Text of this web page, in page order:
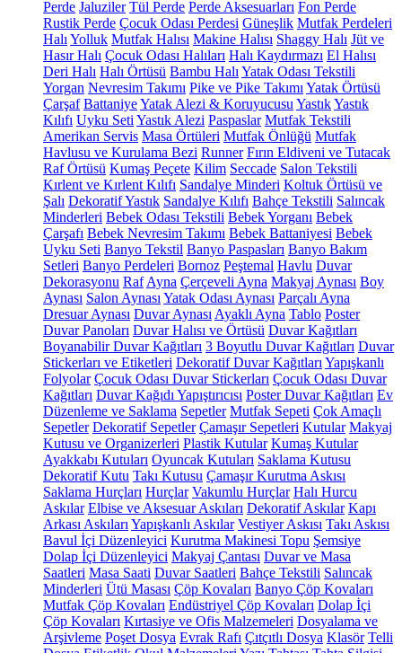
Perde Jaluziler Tül Perde Perde Aksesuarları Fon Perde
Rustik Perde Çocuk Odası Perdesi Güneşlik Mutfak Perdeleri
Halı Yolluk Mutfak Halısı Makine Halısı Shaggy Halı Jüt ve
Hasır Halı Çocuk Odası Halıları Halı Kaydırmazı El Halısı
Deri Halı Halı Örtüsü Bambu Halı Yatak Odası Tekstili
Yorgan Nevresim Takımı Pike ve Pike Takımı Yatak Örtüsü
Çarşaf BattaniyeYatak Alezi & Koruyucusu YastıkYastık
Kılıfı Uyku Seti Yastık Alezi Paspaslar Mutfak Tekstili
Amerikan Servis Masa Örtüleri Mutfak Önlüğü Mutfak
Havlusu ve Kurulama Bezi Runner Fırın Eldiveni ve Tutacak
Raf Örtüsü Kumaş Peçete Kilim Seccade Salon Tekstili
Kırlent ve Kırlent Kılıfı Sandalye Minderi Koltuk Örtüsü ve
Şalı Dekoratif Yastık Sandalye Kılıfı Bahçe Tekstili Salıncak
Minderleri Bebek Odası Tekstili Bebek Yorganı Bebek
Çarşafı Bebek Nevresim Takımı Bebek Battaniyesi Bebek
Uyku Seti Banyo Tekstil Banyo Paspasları Banyo Bakım
Setleri Banyo Perdeleri Bornoz Peştemal Havlu Duvar
Dekorasyonu Raf Ayna Çerçeveli Ayna Makyaj Aynası Boy
Aynası Salon Aynası Yatak Odası Aynası Parçalı Ayna
Dresuar Aynası Duvar Aynası Ayaklı Ayna Tablo Poster
Duvar Panoları Duvar Halısı ve Örtüsü Duvar Kağıtları
Boyanabilir Duvar Kağıtları 3 Boyutlu Duvar Kağıtları Duvar
Stickerları ve Etiketleri Dekoratif Duvar Kağıtları Yapışkanlı
Folyolar Çocuk Odası Duvar Stickerları Çocuk Odası Duvar
Kağıtları Duvar Kağıdı Yapıştırıcısı Poster Duvar Kağıtları Ev
Düzenleme ve Saklama Sepetler Mutfak Sepeti Çok Amaçlı
Sepetler Dekoratif Sepetler Çamaşır Sepetleri Kutular Makyaj
Kutusu ve Organizerleri Plastik Kutular Kumaş Kutular
Ayakkabı Kutuları Oyuncak Kutuları Saklama Kutusu
Dekoratif Kutu Takı Kutusu Çamaşır Kurutma Askısı
Saklama Hurçları Hurçlar Vakumlu Hurçlar Halı Hurcu
Askılar Elbise ve Aksesuar Askıları Dekoratif Askılar Kapı
Arkası Askıları Yapışkanlı Askılar Vestiyer Askısı Takı Askısı
Bavul İçi Düzenleyici Kurutma Makinesi Topu Şemsiye
Dolap İçi Düzenleyici Makyaj Çantası Duvar ve Masa
Saatleri Masa Saati Duvar Saatleri Bahçe Tekstili Salıncak
Minderleri Ütü Masası Çöp Kovaları Banyo Çöp Kovaları
Mutfak Çöp Kovaları Endüstriyel Çöp Kovaları Dolap İçi
Çöp Kovaları Kırtasiye ve Ofis Malzemeleri Dosyalama ve
Arşivleme Poşet Dosya Evrak Rafı Çıtçıtlı Dosya Klasör Telli